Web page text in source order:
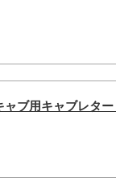
ブ用キャブレタ